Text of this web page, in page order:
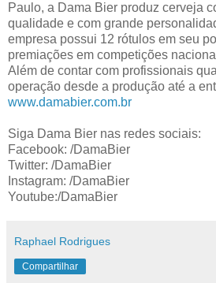
Paulo, a Dama Bier produz cerveja
qualidade e com grande
empresa possui 12 rótulos em seu
premiações em competições
Além de contar com profissionais
operação desde a produção até a
www.damabier.com.br
Siga Dama Bier nas redes sociais:
Facebook: /DamaBier
Twitter: /DamaBier
Instagram: /DamaBier
Youtube:/DamaBier
Raphael Rodrigues
Compartilhar